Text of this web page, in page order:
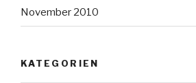
November 2010
KATEGORIEN